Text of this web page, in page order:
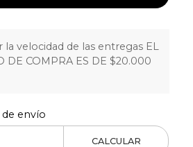
la velocidad de las entregas EL
DE COMPRA ES DE $20.000
envío
CALCULAR